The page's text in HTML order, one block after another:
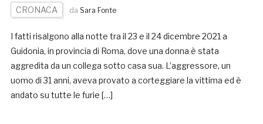
CRONACA da Sara Fonte
I fatti risalgono alla notte tra il 23 e il 24 dicembre 2021 a
Guidonia, in provincia di Roma, dove una donna è stata
aggredita da un collega sotto casa sua. L’aggressore, un
uomo di 31 anni, aveva provato a corteggiare la vittima ed è
andato su tutte le furie […]